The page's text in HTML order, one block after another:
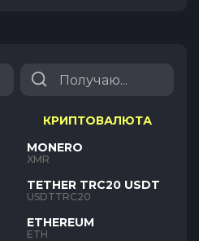
КРИПТОВАЛЮТА
MONERO
XMR
TETHER TRC20 USDT
USDTTRC20
ETHEREUM
ETH